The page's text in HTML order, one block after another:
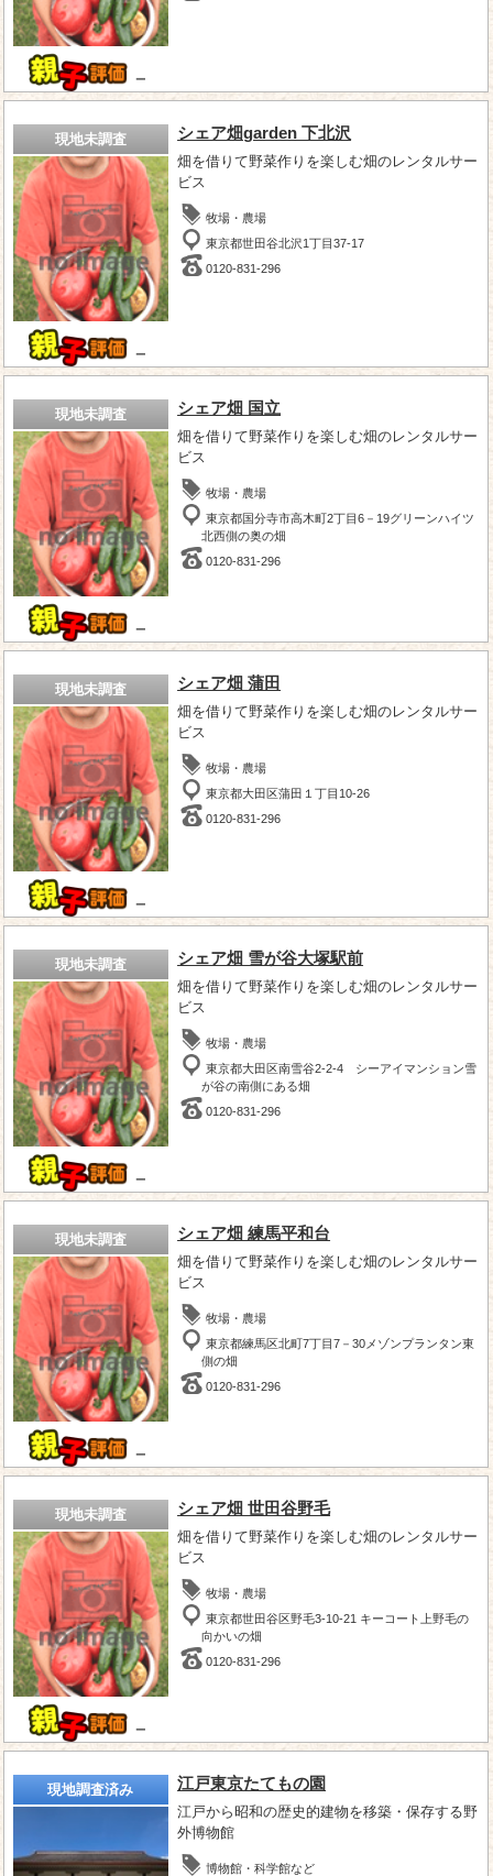
－
現地未調査
－
シェア畑garden 下北沢
畑を借りて野菜作りを楽しむ畑のレンタルサー
ビス
牧場・農場
東京都世田谷北沢1丁目37-17
0120-831-296
現地未調査
－
シェア畑 国立
畑を借りて野菜作りを楽しむ畑のレンタルサー
ビス
牧場・農場
東京都国分寺市高木町2丁目6－19グリーンハイツ
北西側の奥の畑
0120-831-296
現地未調査
－
シェア畑 蒲田
畑を借りて野菜作りを楽しむ畑のレンタルサー
ビス
牧場・農場
東京都大田区蒲田１丁目10-26
0120-831-296
現地未調査
－
シェア畑 雪が谷大塚駅前
畑を借りて野菜作りを楽しむ畑のレンタルサー
ビス
牧場・農場
東京都大田区南雪谷2-2-4 シーアイマンション雪
が谷の南側にある畑
0120-831-296
現地未調査
－
シェア畑 練馬平和台
畑を借りて野菜作りを楽しむ畑のレンタルサー
ビス
牧場・農場
東京都練馬区北町7丁目7－30メゾンプランタン東
側の畑
0120-831-296
現地未調査
－
シェア畑 世田谷野毛
畑を借りて野菜作りを楽しむ畑のレンタルサー
ビス
牧場・農場
東京都世田谷区野毛3-10-21 キーコート上野毛の
向かいの畑
0120-831-296
現地調査済み 江戸東京たてもの園
江戸から昭和の歴史的建物を移築・保存する野
外博物館
博物館・科学館など